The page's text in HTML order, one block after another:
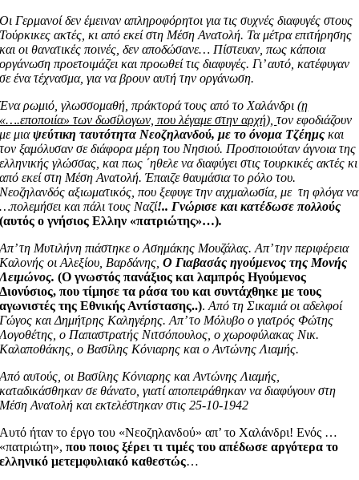
Οι Γερμανοί δεν έμειναν απληροφόρητοι για τις συχνές διαφυγές στους
Τούρκικες ακτές, κι από εκεί στη Μέση Ανατολή. Τα μέτρα επιτήρησης
και οι θανατικές ποινές, δεν αποδώσανε… Πίστευαν, πως κάποια
οργάνωση προετοιμάζει και προωθεί τις διαφυγές. Γι’ αυτό, κατέφυγαν
σε ένα τέχνασμα, για να βρουν αυτή την οργάνωση.
Ένα ρωμιό, γλωσσομαθή, πράκτορά τους από το Χαλάνδρι(η
«….εποποιία» των δωσίλογων, που λέγαμε στην αρχή),τον εφοδιάζουν
με μιαψεύτικη ταυτότητα Νεοζηλανδού, με το όνομα Τζέημς και
τον ξαμόλυσαν σε διάφορα μέρη του Νησιού. Προσποιούταν άγνοια της
ελληνικής γλώσσας, και πως ΄ηθελε να διαφύγει στις τουρκικές ακτές κι
από εκεί στη Μέση Ανατολή. Έπαιζε θαυμάσια το ρόλο του.
Νεοζηλανδός αξιωματικός, που ξεφυγε την αιχμαλωσία, με τη φλόγα να
…πολεμήσει και πάλι τους Ναζί!.. Γνώρισε και κατέδωσε πολλούς
(αυτός ο γνήσιος Ελλην «πατριώτης»…).
Απ’ τη Μυτιλήνη πιάστηκε ο Ασημάκης Μουζάλας. Απ’ την περιφέρεια
Καλονής οι Αλεξίου, Βαρδάνης,Ο Γιαβασάς ηγούμενος της Μονής
Λειμώνος. (Ο γνωστός πανάξιος και λαμπρός Ηγούμενος
Διονύσιος, που τίμησε τα ράσα του και συντάχθηκε με τους
αγωνιστές της Εθνικής Αντίστασης..).Από τη Σικαμιά οι αδελφοί
Γώγος και Δημήτρης Καληγέρης. Απ’ το Μόλυβο ο γιατρός Φώτης
Λογοθέτης, ο Παπαστρατής Νιτσόπουλος, ο χωροφύλακας Νικ.
Καλαποθάκης, ο Βασίλης Κόνιαρης και ο Αντώνης Λιαμής.
Από αυτούς, οι Βασίλης Κόνιαρης και Αντώνης Λιαμής,
καταδικάσθηκαν σε θάνατο, γιατί αποπειράθηκαν να διαφύγουν στη
Μέση Ανατολή και εκτελέστηκαν στις 25-10-1942
Αυτό ήταν το έργο του «Νεοζηλανδού» απ’ το Χαλάνδρι! Ενός …
«πατριώτη»,που ποιος ξέρει τι τιμές του απέδωσε αργότερα το
ελληνικό μετεμφυλιακό καθεστώς…